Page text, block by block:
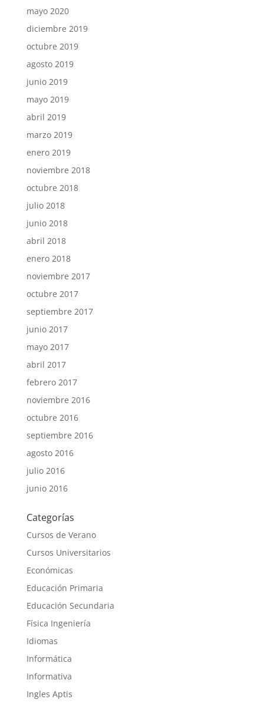
mayo 2020
diciembre 2019
octubre 2019
agosto 2019
junio 2019
mayo 2019
abril 2019
marzo 2019
enero 2019
noviembre 2018
octubre 2018
julio 2018
junio 2018
abril 2018
enero 2018
noviembre 2017
octubre 2017
septiembre 2017
junio 2017
mayo 2017
abril 2017
febrero 2017
noviembre 2016
octubre 2016
septiembre 2016
agosto 2016
julio 2016
junio 2016
Categorías
Cursos de Verano
Cursos Universitarios
Económicas
Educación Primaria
Educación Secundaria
Física Ingeniería
Idiomas
Informática
Informativa
Ingles Aptis